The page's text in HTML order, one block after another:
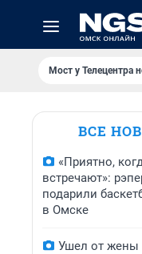
Мост у Телецентра
ВСЕ
«Приятно,
встречают»:
подарили
в Омске
Ушел от жены